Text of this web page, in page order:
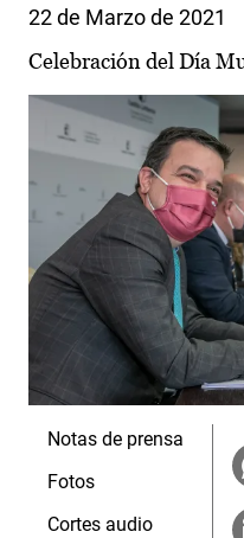
22 de Marzo de 2021
Celebración del Día
Notas de prensa
Fotos
Cortes audio